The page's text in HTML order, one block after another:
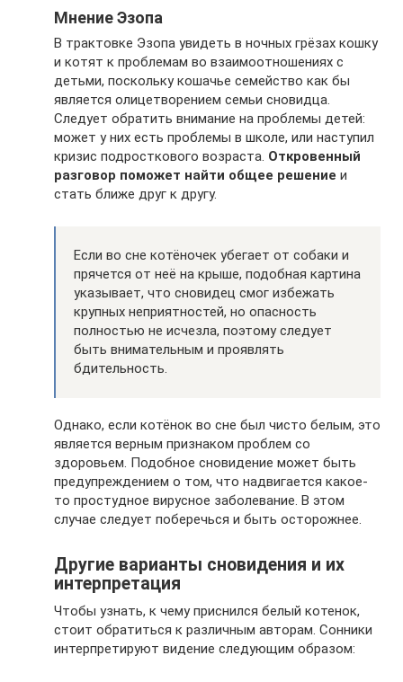
Мнение Эзопа
В трактовке Эзопа увидеть в ночных грёзах кошку
и котят к проблемам во взаимоотношениях с
детьми, поскольку кошачье семейство как бы
является олицетворением семьи сновидца.
Следует обратить внимание на проблемы детей:
может у них есть проблемы в школе, или наступил
кризис подросткового возраста. Откровенный
разговор поможет найти общее решение и
стать ближе друг к другу.
Если во сне котёночек убегает от собаки и
прячется от неё на крыше, подобная картина
указывает, что сновидец смог избежать
крупных неприятностей, но опасность
полностью не исчезла, поэтому следует
быть внимательным и проявлять
бдительность.
Однако, если котёнок во сне был чисто белым, это
является верным признаком проблем со
здоровьем. Подобное сновидение может быть
предупреждением о том, что надвигается какое-
то простудное вирусное заболевание. В этом
случае следует поберечься и быть осторожнее.
Другие варианты сновидения и их
интерпретация
Чтобы узнать, к чему приснился белый котенок,
стоит обратиться к различным авторам. Сонники
интерпретируют видение следующим образом: